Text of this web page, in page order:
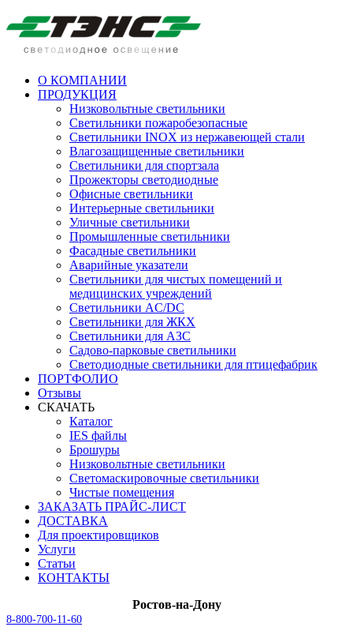
О КОМПАНИИ
ПРОДУКЦИЯ
Низковольтные светильники
Cветильники пожаробезопасные
Светильники INOX из нержавеющей стали
Влагозащищенные светильники
Светильники для спортзала
Прожекторы светодиодные
Офисные светильники
Интерьерные светильники
Уличные светильники
Промышленные светильники
Фасадные светильники
Аварийные указатели
Светильники для чистых помещений и
медицинских учреждений
Светильники AC/DC
Светильники для ЖКХ
Светильники для АЗС
Садово-парковые светильники
Светодиодные светильники для птицефабрик
ПОРТФОЛИО
Отзывы
СКАЧАТЬ
Каталог
IES файлы
Брошуры
Низковольтные светильники
Светомаскировочные светильники
Чистые помещения
ЗАКАЗАТЬ ПРАЙС-ЛИСТ
ДОСТАВКА
Для проектировщиков
Услуги
Статьи
КОНТАКТЫ
Ростов-на-Дону
8-800-700-11-60